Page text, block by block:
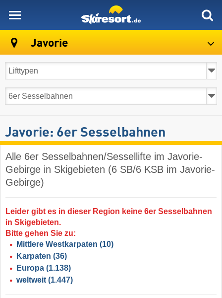
Javorie
Javorie: 6er Sesselbahnen
Alle 6er Sesselbahnen/Sessellifte im Javorie-
Gebirge in Skigebieten (6 SB/6 KSB im Javorie-
Gebirge)
Leider gibt es in dieser Region keine 6er Sesselbahnen
in Skigebieten.
Bitte gehen Sie zu:
Mittlere Westkarpaten (10)
Karpaten (36)
Europa (1.138)
weltweit (1.447)